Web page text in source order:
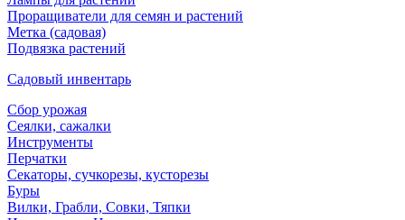
Проращиватели для семян и растений
Метка (садовая)
Подвязка растений
Садовый инвентарь
Сбор урожая
Сеялки, сажалки
Инструменты
Перчатки
Секаторы, сучкорезы, кусторезы
Буры
Вилки, Грабли, Совки, Тяпки